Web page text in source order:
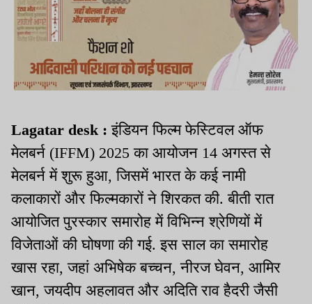
Lagatar desk : इंडियन फिल्म फेस्टिवल ऑफ
मेलबर्न (IFFM) 2025 का आयोजन 14 अगस्त से
मेलबर्न में शुरू हुआ, जिसमें भारत के कई नामी
कलाकारों और फिल्मकारों ने शिरकत की. बीती रात
आयोजित पुरस्कार समारोह में विभिन्न श्रेणियों में
विजेताओं की घोषणा की गई. इस साल का समारोह
खास रहा, जहां अभिषेक बच्चन, नीरज घेवन, आमिर
खान, जयदीप अहलावत और अदिति राव हैदरी जैसी